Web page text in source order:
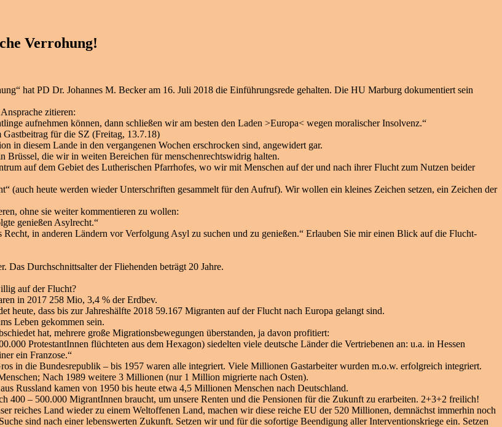
Verrohung!
hat PD Dr. Johannes M. Becker am 16. Juli 2018 die Einführungsrede gehalten. Die HU Marburg dokumentiert sein
zitieren:
aufnehmen können, dann schließen wir am besten den Laden >Europa< wegen moralischer Insolvenz.“
für die SZ (Freitag, 13.7.18)
in diesem Lande in den vergangenen Wochen erschrocken sind, angewidert gar.
die wir in weiten Bereichen für menschenrechtswidrig halten.
auf dem Gebiet des Lutherischen Pfarrhofes, wo wir mit Menschen auf der und nach ihrer Flucht zum Nutzen beider
(auch heute werden wieder Unterschriften gesammelt für den Aufruf). Wir wollen ein kleines Zeichen setzen, ein Zeichen der
ohne sie weiter kommentieren zu wollen:
genießen Asylrecht.“
in anderen Ländern vor Verfolgung Asyl zu suchen und zu genießen.“ Erlauben Sie mir einen Blick auf die Flucht-
Das Durchschnittsalter der Fliehenden beträgt 20 Jahre.
auf der Flucht?
in 2017 258 Mio, 3,4 % der Erdbev.
dass bis zur Jahreshälfte 2018 59.167 Migranten auf der Flucht nach Europa gelangt sind.
Leben gekommen sein.
hat, mehrere große Migrationsbewegungen überstanden, ja davon profitiert:
ProtestantInnen flüchteten aus dem Hexagon) siedelten viele deutsche Länder die Vertriebenen an: u.a. in Hessen
ein Franzose.“
in die Bundesrepublik – bis 1957 waren alle integriert. Viele Millionen Gastarbeiter wurden m.o.w. erfolgreich integriert.
Nach 1989 weitere 3 Millionen (nur 1 Million migrierte nach Osten).
Russland kamen von 1950 bis heute etwa 4,5 Millionen Menschen nach Deutschland.
400 – 500.000 MigrantInnen braucht, um unsere Renten und die Pensionen für die Zukunft zu erarbeiten. 2+3+2 freilich!
reiches Land wieder zu einem Weltoffenen Land, machen wir diese reiche EU der 520 Millionen, demnächst immerhin noch
sind nach einer lebenswerten Zukunft. Setzen wir und für die sofortige Beendigung aller Interventionskriege ein. Setzen